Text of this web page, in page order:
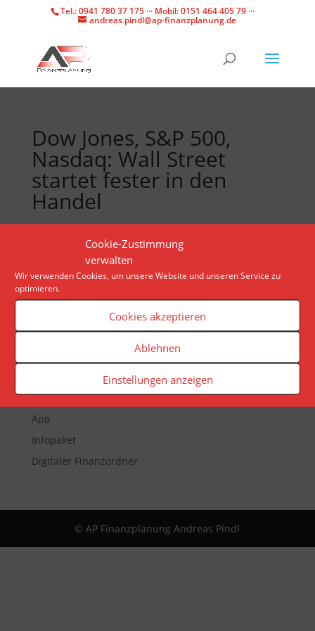
Cookie-Zustimmung
verwalten
Wir verwenden Cookies, um unsere Website und unseren Service zu
optimieren.
Cookies akzeptieren
Ablehnen
Einstellungen anzeigen
Tel.: 0941 780 37 175 ··· Mobil: 0151 464 405 79 ···
andreas.pindl@ap-finanzplanung.de
Dow Jones, S&P 500,
Nasdaq: Wall Street
startet fester in den
Handel
Das US-Arbeitsministerium legt die offenen Stellen
für Juni offen. Für Anleger in den USA wird ein
weiterer Termin wichtig – allerdings erst nach
Börsenschluss.
Reporting
App
Infopaket
Digitaler Finanzordner
© AP Finanzplanung Andreas Pindl